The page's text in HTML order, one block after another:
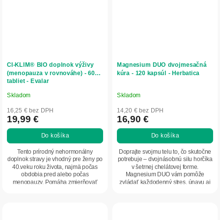
CI-KLIM® BIO doplnok výživy
(menopauza v rovnováhe) - 60
tabliet - Evalar
Priemerné
hodnotenie
produktu
je
5,0
5
hviezdičiek.
Skladom
16,25 € bez DPH
19,99 €
Do košíka
Tento prírodný nehormonálny
doplnok stravy je vhodný pre ženy po
40.veku roku života, najmä počas
obdobia pred alebo počas
menopauzy. Pomáha zmierňovať
Magnesium DUO dvojmesačná
kúra - 120 kapsúl - Herbatica
Priemerné
hodnotenie
produktu
je
5,0
z
5
hviezdičiek.
Skladom
14,20 € bez DPH
16,90 €
Do košíka
Doprajte svojmu telu to, čo skutočne
potrebuje – dvojnásobnú silu horčíka
v šetrnej chelátovej forme.
Magnesium DUO vám pomôže
zvládať každodenný stres, únavu aj